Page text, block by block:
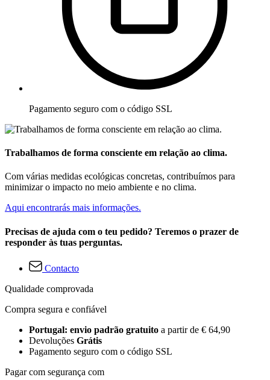
Pagamento seguro com o código SSL
Trabalhamos de forma consciente em relação ao clima.
Com várias medidas ecológicas concretas, contribuímos para
minimizar o impacto no meio ambiente e no clima.
Aqui encontrarás mais informações.
Precisas de ajuda com o teu pedido? Teremos o prazer de
responder às tuas perguntas.
Contacto
Qualidade comprovada
Compra segura e confiável
Portugal: envio padrão gratuito a partir de € 64,90
Devoluções Grátis
Pagamento seguro com o código SSL
Pagar com segurança com